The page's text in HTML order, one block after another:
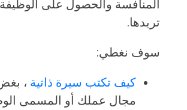
المنافسة والحصول على
تريدها.
سوف نغطي:
كيف تكتب سيرة ذاتية ،
مجال عملك أو المسمى